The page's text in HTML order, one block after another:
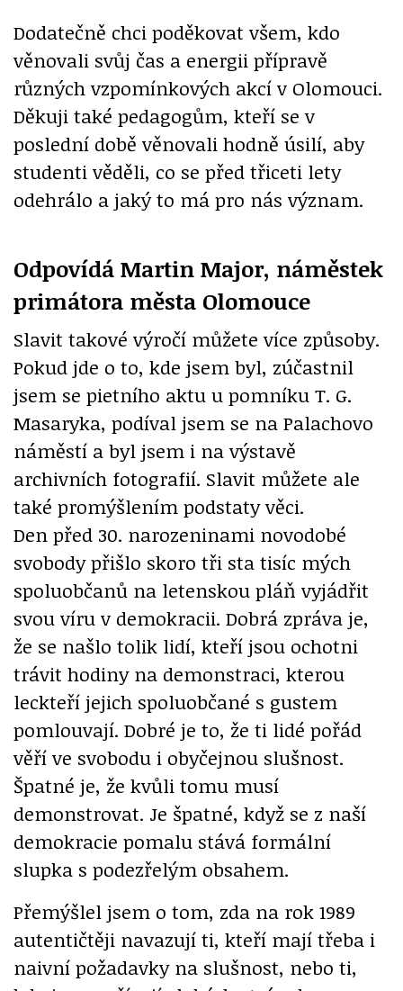
Dodatečně chci poděkovat všem, kdo
věnovali svůj čas a energii přípravě
různých vzpomínkových akcí v Olomouci.
Děkuji také pedagogům, kteří se v
poslední době věnovali hodně úsilí, aby
studenti věděli, co se před třiceti lety
odehrálo a jaký to má pro nás význam.
Odpovídá Martin Major, náměstek
primátora města Olomouce
Slavit takové výročí můžete více způsoby.
Pokud jde o to, kde jsem byl, zúčastnil
jsem se pietního aktu u pomníku T. G.
Masaryka, podíval jsem se na Palachovo
náměstí a byl jsem i na výstavě
archivních fotografií. Slavit můžete ale
také promýšlením podstaty věci.
Den před 30. narozeninami novodobé
svobody přišlo skoro tři sta tisíc mých
spoluobčanů na letenskou pláň vyjádřit
svou víru v demokracii. Dobrá zpráva je,
že se našlo tolik lidí, kteří jsou ochotni
trávit hodiny na demonstraci, kterou
leckteří jejich spoluobčané s gustem
pomlouvají. Dobré je to, že ti lidé pořád
věří ve svobodu i obyčejnou slušnost.
Špatné je, že kvůli tomu musí
demonstrovat. Je špatné, když se z naší
demokracie pomalu stává formální
slupka s podezřelým obsahem.
Přemýšlel jsem o tom, zda na rok 1989
autentičtěji navazují ti, kteří mají třeba i
naivní požadavky na slušnost, nebo ti,